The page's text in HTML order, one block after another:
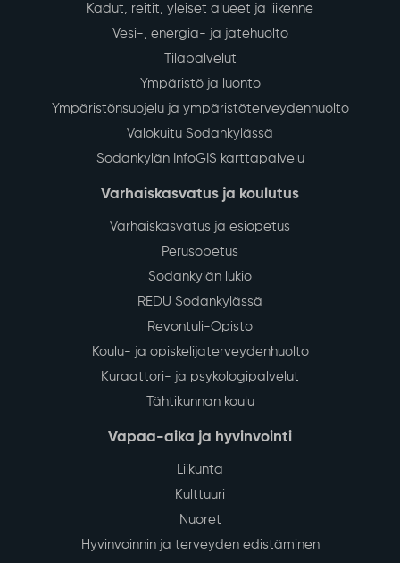
Kadut, reitit, yleiset alueet ja liikenne
Vesi-, energia- ja jätehuolto
Tilapalvelut
Ympäristö ja luonto
Ympäristönsuojelu ja ympäristöterveydenhuolto
Valokuitu Sodankylässä
Sodankylän InfoGIS karttapalvelu
Varhaiskasvatus ja koulutus
Varhaiskasvatus ja esiopetus
Perusopetus
Sodankylän lukio
REDU Sodankylässä
Revontuli-Opisto
Koulu- ja opiskelijaterveydenhuolto
Kuraattori- ja psykologipalvelut
Tähtikunnan koulu
Vapaa-aika ja hyvinvointi
Liikunta
Kulttuuri
Nuoret
Hyvinvoinnin ja terveyden edistäminen